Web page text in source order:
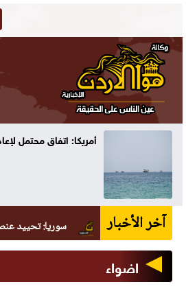
أمريكا: اتفاق محتمل
آخر الأخبار سوريا: تحييد عنصرين
اضواء